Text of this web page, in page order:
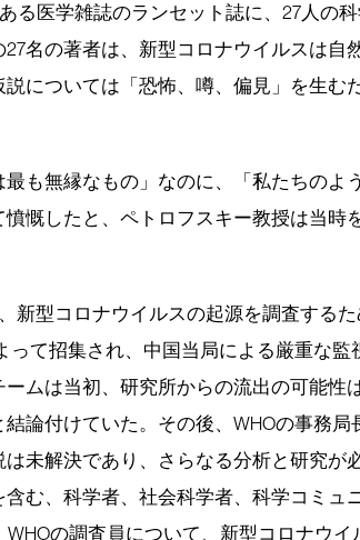
る医学雑誌のランセット誌に、27人の
名の著者は、新型コロナウイルスは自
については「恐怖、噂、偏見」を生む
も無縁なもの」なのに、「私たちのよ
慨したと、ペトロフスキー教授は当時
新型コロナウイルスの起源を調査するた
って招集され、中国当局による厳重な監
ムは当初、研究所からの流出の可能性
論付けていた。その後、WHOの事務局
未解決であり、さらなる分析と研究が
む、科学者、社会科学者、科学コミュ
の調査員について、新型コロナウイ